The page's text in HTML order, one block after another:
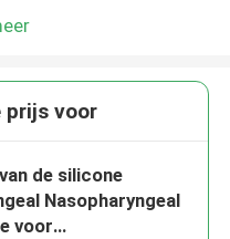
prijs voor
de silicone
Nasopharyngeal
voor